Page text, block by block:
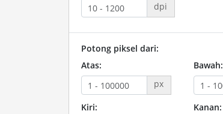
dpi
Potong piksel dari:
Atas:
px
Bawah:
Kiri:
Kanan: